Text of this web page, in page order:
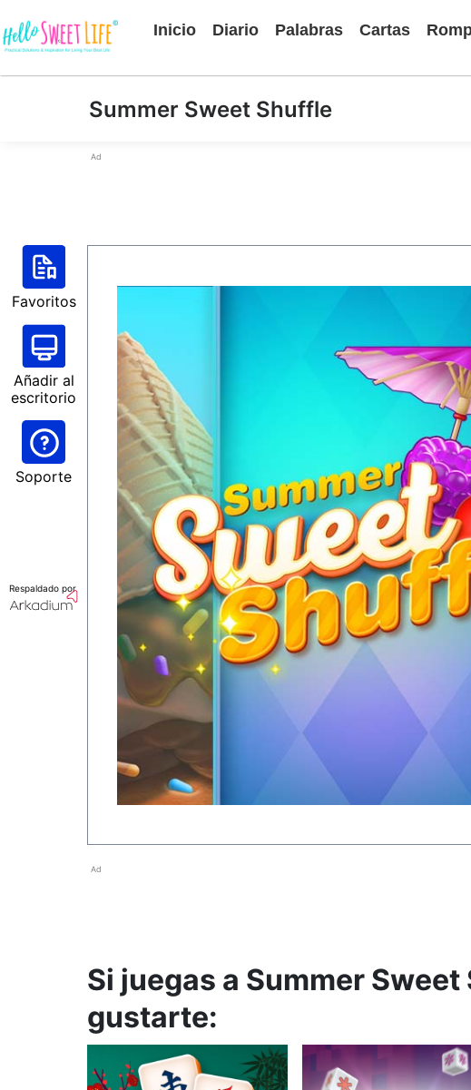
Inicio Diario Palabras Cartas
Summer Sweet Shuffle
Ad
Favoritos
Añadir al
escritorio
Soporte
Respaldado por
Ad
Si juegas a Summer
gustarte: